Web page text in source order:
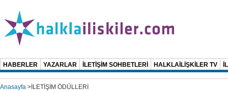
HABERLER YAZARLAR İLETİŞİM SOHBETLERİ HALKLAİLİŞKİLER TV
Anasayfa > İLETİŞİM ÖDÜLLERİ